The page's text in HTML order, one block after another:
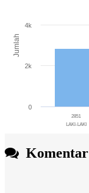
Jumlah
2851
LAKI-LAKI
0
2k
4k
Komentar